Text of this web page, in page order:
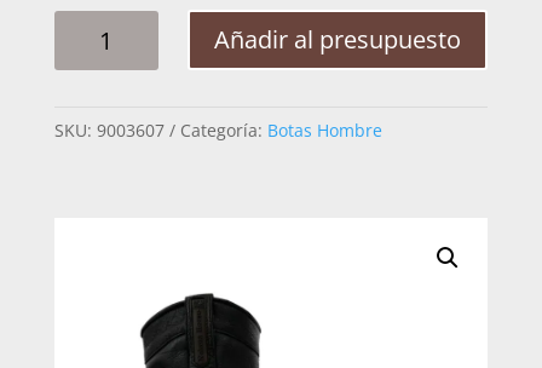
HOMBRE
13
Añadir al presupuesto
SKU: 9003607 Categoría: Botas Hombre